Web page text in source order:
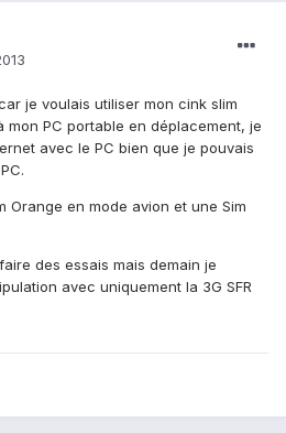
je voulais utiliser mon cink slim
PC portable en déplacement, je
avec le PC bien que je pouvais
Orange en mode avion et une Sim
des essais mais demain je
avec uniquement la 3G SFR